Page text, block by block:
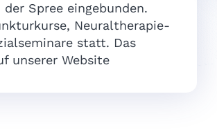
Spree eingebunden.
Neuraltherapie-
statt. Das
unserer Website